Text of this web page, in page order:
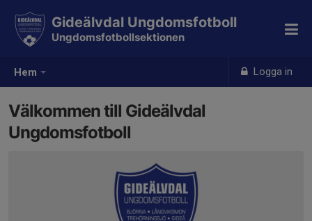
Hem Logga in
Gideälvdal Ungdomsfotboll
Ungdomsfotbollsektionen
Välkommen till Gideälvdal
Ungdomsfotboll